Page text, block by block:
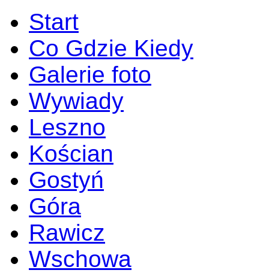
Start
Co Gdzie Kiedy
Galerie foto
Wywiady
Leszno
Kościan
Gostyń
Góra
Rawicz
Wschowa